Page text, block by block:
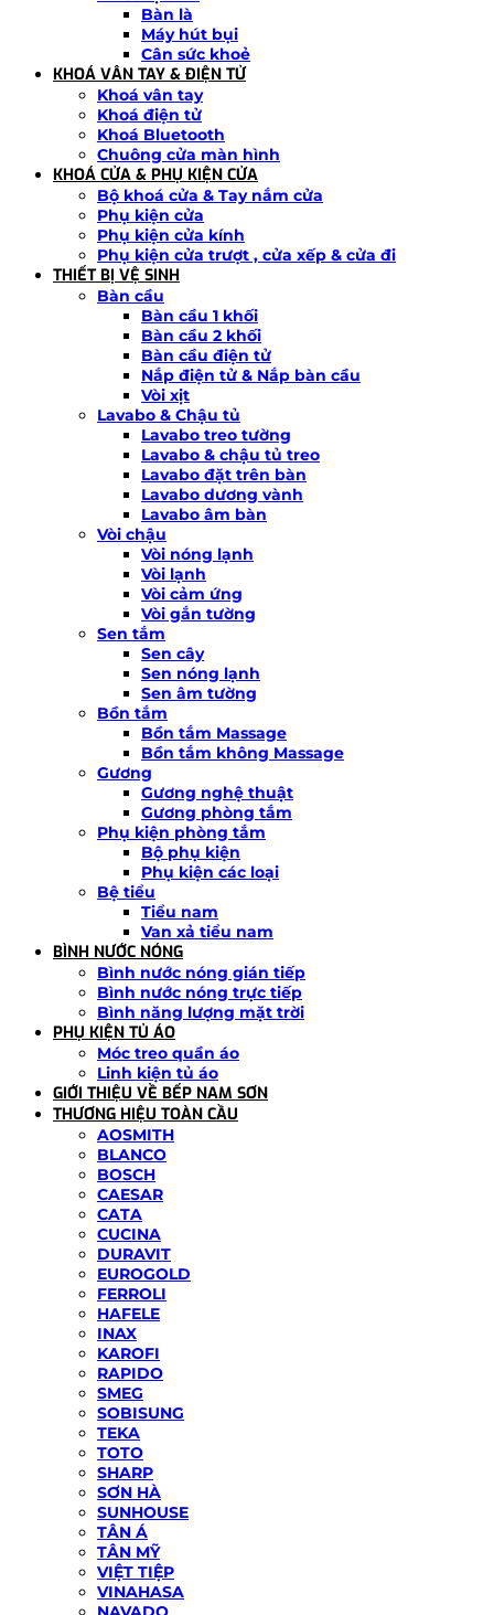
Bàn là
Máy hút bụi
Cân sức khoẻ
KHOÁ VÂN TAY & ĐIỆN TỬ
Khoá vân tay
Khoá điện tử
Khoá Bluetooth
Chuông cửa màn hình
KHOÁ CỬA & PHỤ KIỆN CỬA
Bộ khoá cửa & Tay nắm cửa
Phụ kiện cửa
Phụ kiện cửa kính
Phụ kiện cửa trượt , cửa xếp & cửa đi
THIẾT BỊ VỆ SINH
Bàn cầu
Bàn cầu 1 khối
Bàn cầu 2 khối
Bàn cầu điện tử
Nắp điện tử & Nắp bàn cầu
Vòi xịt
Lavabo & Chậu tủ
Lavabo treo tường
Lavabo & chậu tủ treo
Lavabo đặt trên bàn
Lavabo dương vành
Lavabo âm bàn
Vòi chậu
Vòi nóng lạnh
Vòi lạnh
Vòi cảm ứng
Vòi gắn tường
Sen tắm
Sen cây
Sen nóng lạnh
Sen âm tường
Bồn tắm
Bồn tắm Massage
Bồn tắm không Massage
Gương
Gương nghệ thuật
Gương phòng tắm
Phụ kiện phòng tắm
Bộ phụ kiện
Phụ kiện các loại
Bệ tiểu
Tiểu nam
Van xả tiểu nam
BÌNH NƯỚC NÓNG
Bình nước nóng gián tiếp
Bình nước nóng trực tiếp
Bình năng lượng mặt trời
PHỤ KIỆN TỦ ÁO
Móc treo quần áo
Linh kiện tủ áo
GIỚI THIỆU VỀ BẾP NAM SƠN
THƯƠNG HIỆU TOÀN CẦU
AOSMITH
BLANCO
BOSCH
CAESAR
CATA
CUCINA
DURAVIT
EUROGOLD
FERROLI
HAFELE
INAX
KAROFI
RAPIDO
SMEG
SOBISUNG
TEKA
TOTO
SHARP
SƠN HÀ
SUNHOUSE
TÂN Á
TÂN MỸ
VIỆT TIỆP
VINAHASA